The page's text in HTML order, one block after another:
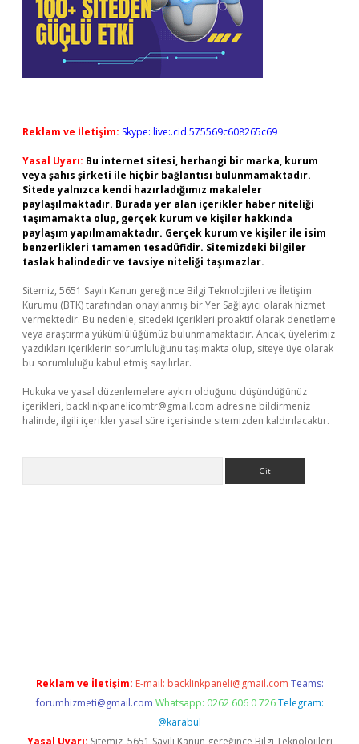
Reklam ve İletişim: Skype: live:.cid.575569c608265c69
Yasal Uyarı: Bu internet sitesi, herhangi bir marka, kurum
veya şahıs şirketi ile hiçbir bağlantısı bulunmamaktadır.
Sitede yalnızca kendi hazırladığımız makaleler
paylaşılmaktadır. Burada yer alan içerikler haber niteliği
taşımamakta olup, gerçek kurum ve kişiler hakkında
paylaşım yapılmamaktadır. Gerçek kurum ve kişiler ile isim
benzerlikleri tamamen tesadüfidir. Sitemizdeki bilgiler
taslak halindedir ve tavsiye niteliği taşımazlar.
Sitemiz, 5651 Sayılı Kanun gereğince Bilgi Teknolojileri ve İletişim
Kurumu (BTK) tarafından onaylanmış bir Yer Sağlayıcı olarak hizmet
vermektedir. Bu nedenle, sitedeki içerikleri proaktif olarak denetleme
veya araştırma yükümlülüğümüz bulunmamaktadır. Ancak, üyelerimiz
yazdıkları içeriklerin sorumluluğunu taşımakta olup, siteye üye olarak
bu sorumluluğu kabul etmiş sayılırlar.
Hukuka ve yasal düzenlemelere aykırı olduğunu düşündüğünüz
içerikleri, backlinkpanelicomtr@gmail.com adresine bildirmeniz
halinde, ilgili içerikler yasal süre içerisinde sitemizden kaldırılacaktır.
Reklam ve İletişim: E-mail: backlinkpaneli@gmail.com Teams:
forumhizmeti@gmail.com Whatsapp: 0262 606 0 726 Telegram:
@karabul
Yasal Uyarı: Sitemiz, 5651 Sayılı Kanun gereğince Bilgi Teknolojileri